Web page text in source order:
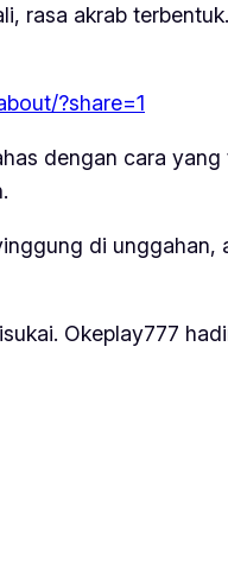
rasa akrab
?share=1
dengan cara
di unggahan,
Okeplay777